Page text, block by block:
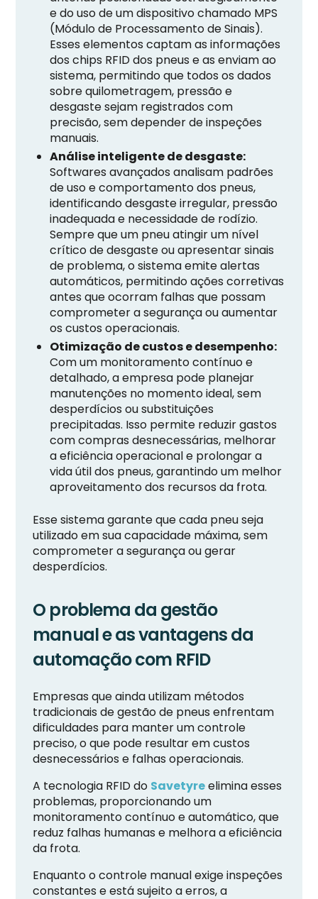
e do uso de um dispositivo chamado MPS
(Módulo de Processamento de Sinais).
Esses elementos captam as informações
dos chips RFID dos pneus e as enviam ao
sistema, permitindo que todos os dados
sobre quilometragem, pressão e
desgaste sejam registrados com
precisão, sem depender de inspeções
manuais.
Análise inteligente de desgaste:
Softwares avançados analisam padrões
de uso e comportamento dos pneus,
identificando desgaste irregular, pressão
inadequada e necessidade de rodízio.
Sempre que um pneu atingir um nível
crítico de desgaste ou apresentar sinais
de problema, o sistema emite alertas
automáticos, permitindo ações corretivas
antes que ocorram falhas que possam
comprometer a segurança ou aumentar
os custos operacionais.
Otimização de custos e desempenho:
Com um monitoramento contínuo e
detalhado, a empresa pode planejar
manutenções no momento ideal, sem
desperdícios ou substituições
precipitadas. Isso permite reduzir gastos
com compras desnecessárias, melhorar
a eficiência operacional e prolongar a
vida útil dos pneus, garantindo um melhor
aproveitamento dos recursos da frota.
Esse sistema garante que cada pneu seja
utilizado em sua capacidade máxima, sem
comprometer a segurança ou gerar
desperdícios.
O problema da gestão
manual e as vantagens da
automação com RFID
Empresas que ainda utilizam métodos
tradicionais de gestão de pneus enfrentam
dificuldades para manter um controle
preciso, o que pode resultar em custos
desnecessários e falhas operacionais.
A tecnologia RFID do Savetyreelimina esses
problemas, proporcionando um
monitoramento contínuo e automático, que
reduz falhas humanas e melhora a eficiência
da frota.
Enquanto o controle manual exige inspeções
constantes e está sujeito a erros, a